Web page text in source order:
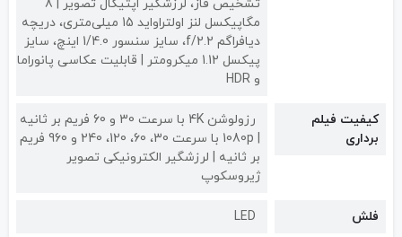
تشخیص فاز، لرزشگیر اپتیکال تصویر | 8
مگاپیکسل لنز اولتراواید 15 میلی‌متری، دریچه
دیافراگم f/2.2، سایز سنسور 1/4.0 اینچ، سایز
پیکسل 1.12 میکرومتر | قابلیت عکاسی پانوراما
و HDR
کیفیت فیلم
برداری
رزولوشن 4K با سرعت 30 و 60 فریم بر ثانیه
| 1080p با سرعت 30، 60، 120، 240 و 960 فریم
بر ثانیه | لرزشگیر الکترونیکی تصویر
ژیروسکوپ
فلش LED